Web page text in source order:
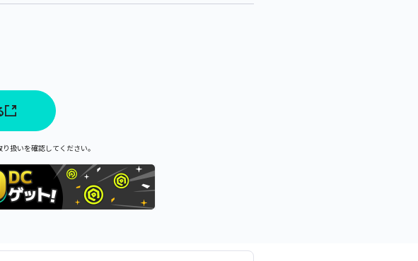
扱いを確認してください。